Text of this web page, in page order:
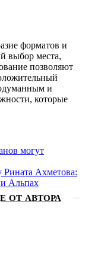
форматов и
выбор места,
позволяют
и
которые
могут
Рината Ахметова:
Альпах
ОТ АВТОРА